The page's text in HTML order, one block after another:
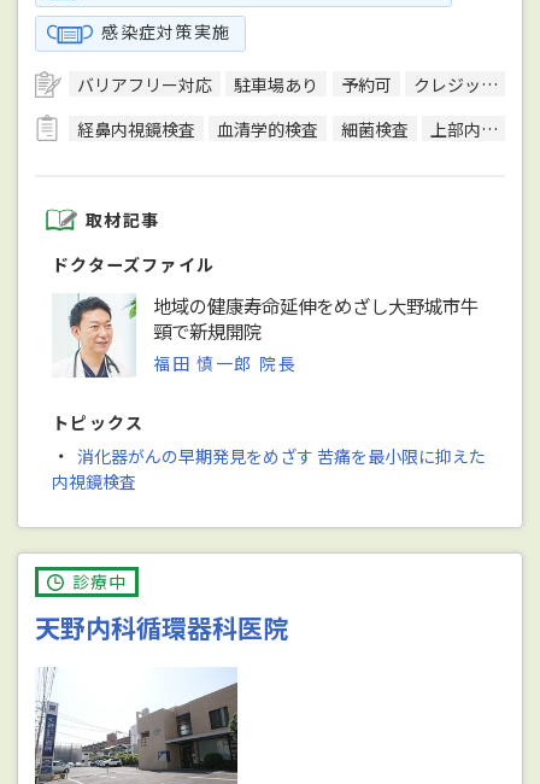
感染症対策実施
バリアフリー対応 駐車場あり 予約可
クレジットカード対応
経鼻内視鏡検査
血清学的検査 細菌検査 上部内視鏡検査
取材記事
ドクターズファイル
地域の健康寿命延伸をめざし大野城市牛
頸で新規開院
福田 慎一郎 院長
トピックス
・ 消化器がんの早期発見をめざす 苦痛を最小限に抑えた
内視鏡検査
診療中
天野内科循環器科医院